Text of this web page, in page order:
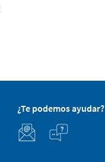
¿Te podemos ayudar?